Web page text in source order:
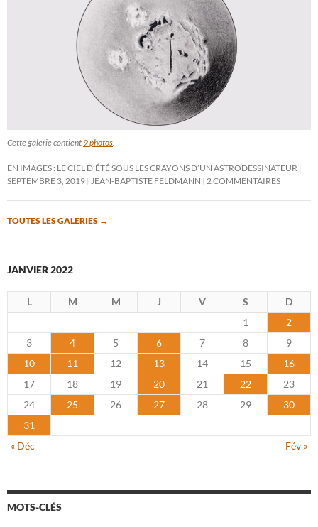
Cette galerie contient 9 photos
EN IMAGES : LE CIEL D’ÉTÉ SOUS LES CRAYONS D’UN ASTRODESSINATEUR
SEPTEMBRE 3, 2019
JEAN-BAPTISTE FELDMANN 2 COMMENTAIRES
TOUTES LES GALERIES →
JANVIER 2022
L M M J V S
D
1
2
3
4 5 6 7 8
9
10
11 12 13 14 15
16
17
18 19 20 21 22
23
24
25 26 27 28 29
30
31
« Déc
Fév »
MOTS-CLÉS